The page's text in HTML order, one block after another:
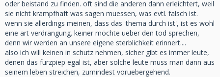
oder beistand zu finden. oft sind die anderen dann erleichtert, weil
sie nicht krampfhaft was sagen muessen, was evtl. falsch ist.
wenn sie allerdings meinen, dass das 'thema durch ist', ist es wohl
eine art verdrängung. keiner möchte ueber den tod sprechen,
denn wir werden an unsere eigene sterblichkeit erinnert....
also ich will keinen in schutz nehmen, sicher gibt es immer leute,
denen das furzpiep egal ist, aber solche leute muss man dann aus
seinem leben streichen, zumindest voruebergehend.